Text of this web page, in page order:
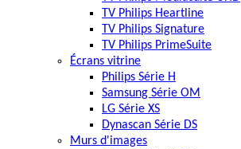
TV Philips Heartline
TV Philips Signature
TV Philips PrimeSuite
Écrans vitrine
Philips Série H
Samsung Série OM
LG Série XS
Dynascan Série DS
Murs d'images